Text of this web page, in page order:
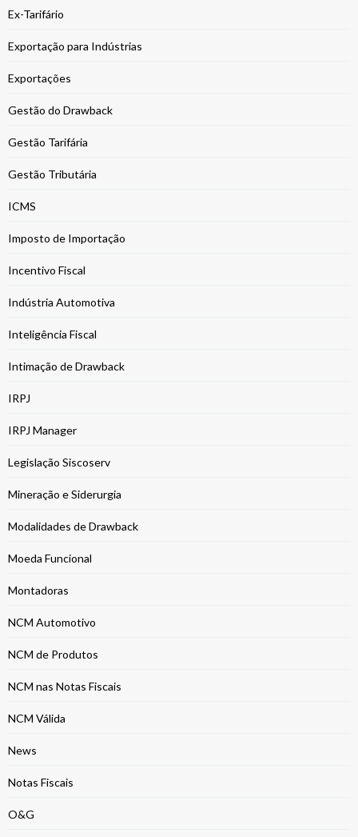
Ex-Tarifário
Exportação para Indústrias
Exportações
Gestão do Drawback
Gestão Tarifária
Gestão Tributária
ICMS
Imposto de Importação
Incentivo Fiscal
Indústria Automotiva
Inteligência Fiscal
Intimação de Drawback
IRPJ
IRPJ Manager
Legislação Siscoserv
Mineração e Siderurgia
Modalidades de Drawback
Moeda Funcional
Montadoras
NCM Automotivo
NCM de Produtos
NCM nas Notas Fiscais
NCM Válida
News
Notas Fiscais
O&G